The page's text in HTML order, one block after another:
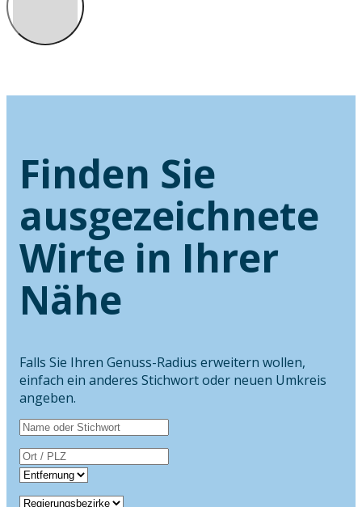
Finden Sie
ausgezeichnete
Wirte in Ihrer
Nähe
Falls Sie Ihren Genuss-Radius erweitern wollen,
einfach ein anderes Stichwort oder neuen Umkreis
angeben.